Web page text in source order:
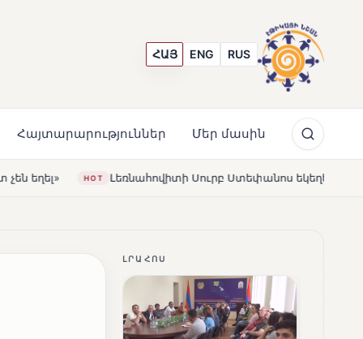
ՀԱՅ ENG RUS
Հայտարարություններ Մեր մասին
Սուրբ Ստեփանոս եկեղեցին վերակառուցվել է
ԼՐԱՀՈՍ